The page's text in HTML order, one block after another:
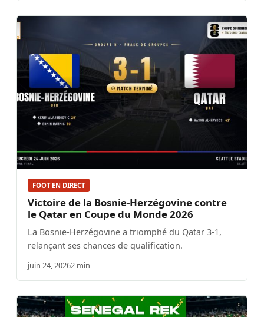
FOOT EN DIRECT
Victoire de la Bosnie-Herzégovine contre
le Qatar en Coupe du Monde 2026
La Bosnie-Herzégovine a triomphé du Qatar 3-1,
relançant ses chances de qualification.
juin 24, 20262 min